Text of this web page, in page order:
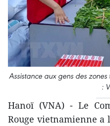
Assistance aux gens des
:
Hanoï (VNA) - Le
Rouge vietnamienne a